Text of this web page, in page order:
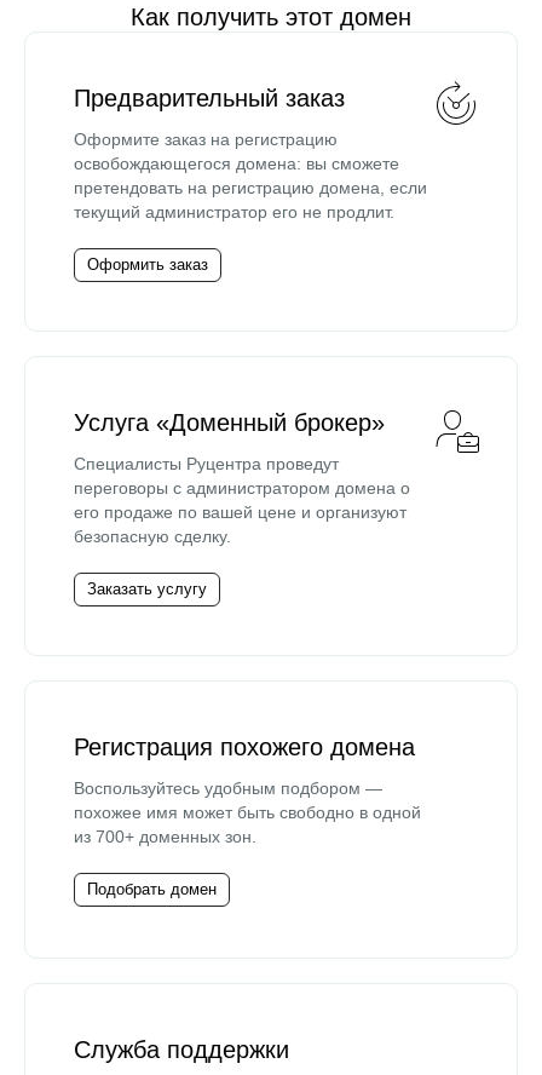
Как получить этот домен
Предварительный заказ
Оформите заказ на регистрацию
освобождающегося домена: вы сможете
претендовать на регистрацию домена, если
текущий администратор его не продлит.
Оформить заказ
Услуга «Доменный брокер»
Специалисты Руцентра проведут
переговоры с администратором домена о
его продаже по вашей цене и организуют
безопасную сделку.
Заказать услугу
Регистрация похожего домена
Воспользуйтесь удобным подбором —
похожее имя может быть свободно в одной
из 700+ доменных зон.
Подобрать домен
Служба поддержки